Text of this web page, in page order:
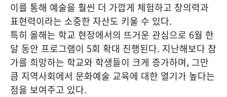
이를 통해 예술을 훨씬 더 가깝게 체험하고 창의력과
표현력이라는 소중한 자산도 키울 수 있다.
특히 올해는 학교 현장에서의 뜨거운 관심으로 6월 한
달 동안 프로그램이 5회 확대 진행된다. 지난해보다 참
가를 희망하는 학교와 학생들이 크게 증가하며, 그만
큼 지역사회에서 문화예술 교육에 대한 열기가 높다는
점을 보여주고 있다.